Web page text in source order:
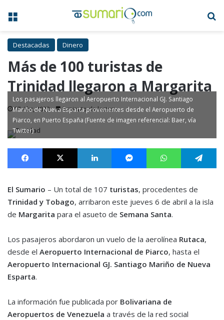
Menú
Destacadas Dinero
Más de 100 turistas de
Trinidad llegaron a Margarita
07 Abr, 2023 1 minuto de lectura
Los pasajeros llegaron al Aeropuerto Internacional GJ. Santiago
Mariño de Nueva Esparta provenientes desde el Aeropuerto de
Piarco, en Puerto España (Fuente de imagen referencial: Baer, vía
Twitter)
Facebook X LinkedIn MessengerWhatsApp
El Sumario – Un total de 107 turistas, procedentes de
Trinidad y Tobago, arribaron este jueves 6 de abril a la isla
de Margarita para el asueto de Semana Santa.
Los pasajeros abordaron un vuelo de la aerolínea Rutaca,
desde el Aeropuerto Internacional de Piarco, hasta el
Aeropuerto Internacional GJ. Santiago Mariño de Nueva
Esparta.
La información fue publicada por Bolivariana de
Aeropuertos de Venezuela a través de la red social